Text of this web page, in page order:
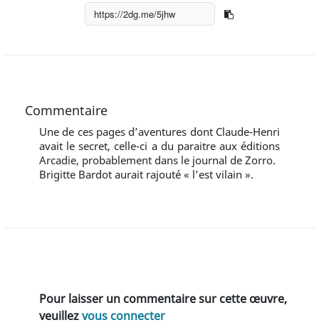
Commentaire
Une de ces pages d’aventures dont Claude-Henri
avait le secret, celle-ci a du paraitre aux éditions
Arcadie, probablement dans le journal de Zorro.
Brigitte Bardot aurait rajouté « l’est vilain ».
Pour laisser un commentaire sur cette œuvre,
veuillezvous connecter